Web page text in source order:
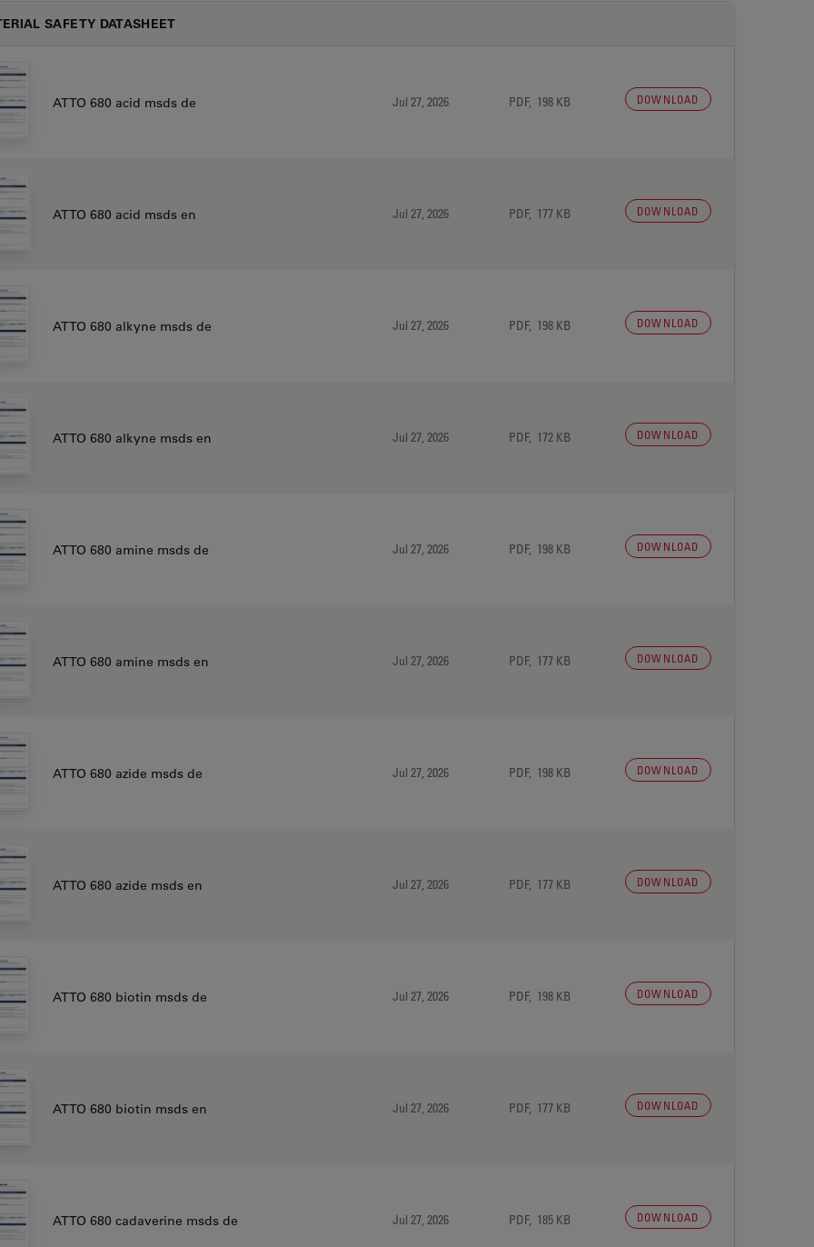
SAFETY DATASHEET
ATTO 680 acid msds de Jul 27, 2026 PDF, 198 KB DOWNLOAD
ATTO 680 acid msds en Jul 27, 2026 PDF, 177 KB DOWNLOAD
ATTO 680 alkyne msds de Jul 27, 2026 PDF, 198 KB DOWNLOAD
ATTO 680 alkyne msds en Jul 27, 2026 PDF, 172 KB DOWNLOAD
ATTO 680 amine msds de Jul 27, 2026 PDF, 198 KB DOWNLOAD
ATTO 680 amine msds en Jul 27, 2026 PDF, 177 KB DOWNLOAD
ATTO 680 azide msds de Jul 27, 2026 PDF, 198 KB DOWNLOAD
ATTO 680 azide msds en Jul 27, 2026 PDF, 177 KB DOWNLOAD
ATTO 680 biotin msds de Jul 27, 2026 PDF, 198 KB DOWNLOAD
ATTO 680 biotin msds en Jul 27, 2026 PDF, 177 KB DOWNLOAD
ATTO 680 cadaverine msds de Jul 27, 2026 PDF, 185 KB DOWNLOAD